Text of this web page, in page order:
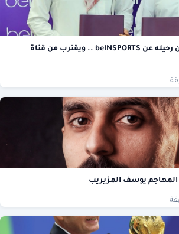
ياسر القحطاني يُعلن رحيله عن beINSPORTS .. ويقترب من قناة
المهاجم يوسف المزيريب